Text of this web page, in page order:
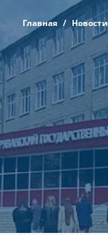
Главная Новости